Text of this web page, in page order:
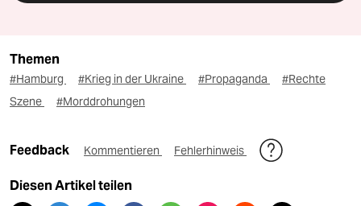
Themen
#Hamburg #Krieg in der Ukraine #Propaganda
#Rechte
Szene
#Morddrohungen
Feedback Kommentieren Fehlerhinweis
Diesen Artikel teilen